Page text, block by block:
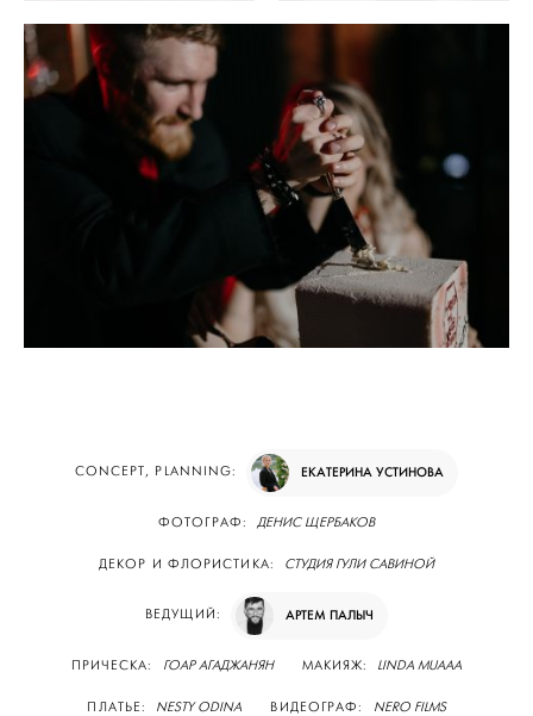
CONCEPT, PLANNING: ЕКАТЕРИНА УСТИНОВА
ФОТОГРАФ: ДЕНИС ЩЕРБАКОВ
ДЕКОР И ФЛОРИСТИКА: СТУДИЯ ГУЛИ САВИНОЙ
ВЕДУЩИЙ: АРТЕМ ПАЛЫЧ
ПРИЧЕСКА: ГОАР АГАДЖАНЯН МАКИЯЖ: LINDA MUAAA
ПЛАТЬЕ: NESTY ODINA ВИДЕОГРАФ: NERO FILMS